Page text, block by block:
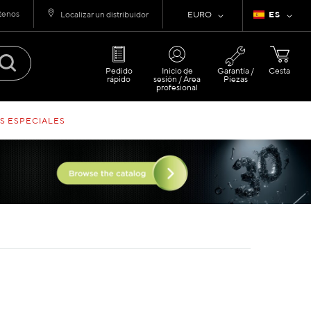
Lenguaje
ES
Moneda
EURO
Localizar un distribuidor
Cesta
Pedido
rápido
Inicio de
sesión / Área
profesional
Garantía /
Piezas
ESPECIALES